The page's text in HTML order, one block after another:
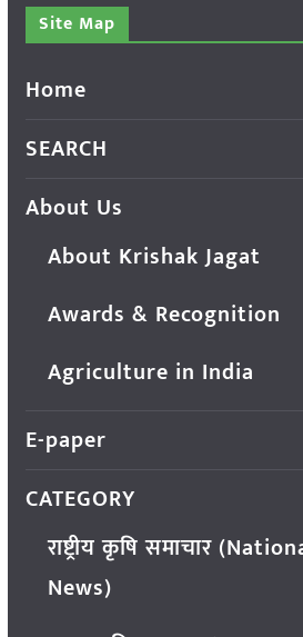
Site Map
Home
SEARCH
About Us
About Krishak Jagat
Awards & Recognition
Agriculture in India
E-paper
CATEGORY
राष्ट्रीय कृषि समाचार
News)